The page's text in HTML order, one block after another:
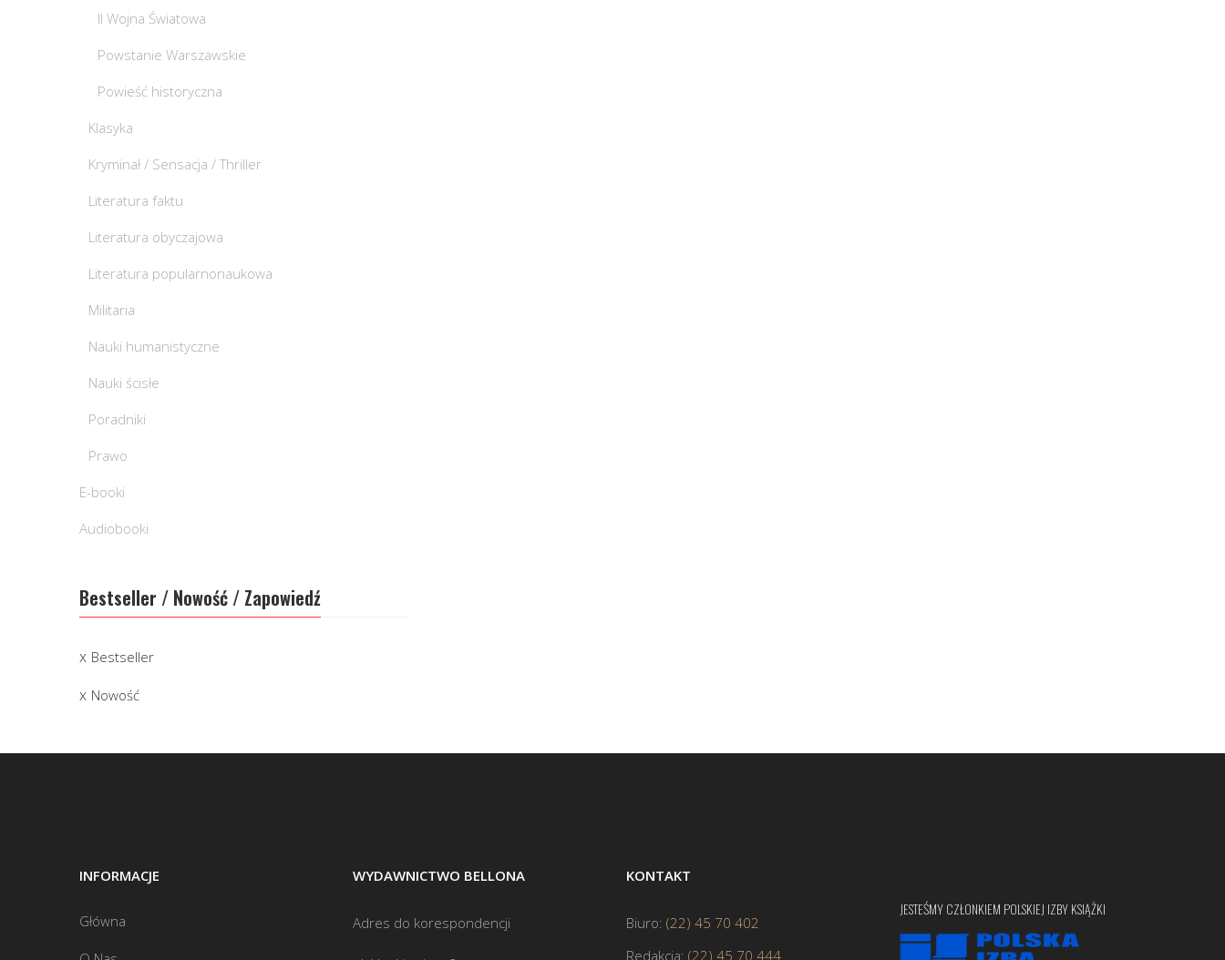
II Wojna Światowa
Powstanie Warszawskie
Powieść historyczna
Klasyka
Kryminał / Sensacja / Thriller
Literatura faktu
Literatura obyczajowa
Literatura popularnonaukowa
Militaria
Nauki humanistyczne
Nauki ścisłe
Poradniki
Prawo
E-booki
Audiobooki
Bestseller / Nowość / Zapowiedź
Bestseller
Nowość
INFORMACJE
Główna
WYDAWNICTWO BELLONA
Adres do korespondencji
KONTAKT
Biuro: (22) 45 70 402
Redakcja: (22) 45 70 444
JESTEŚMY CZŁONKIEM POLSKIEJ IZBY KSIĄŻKI